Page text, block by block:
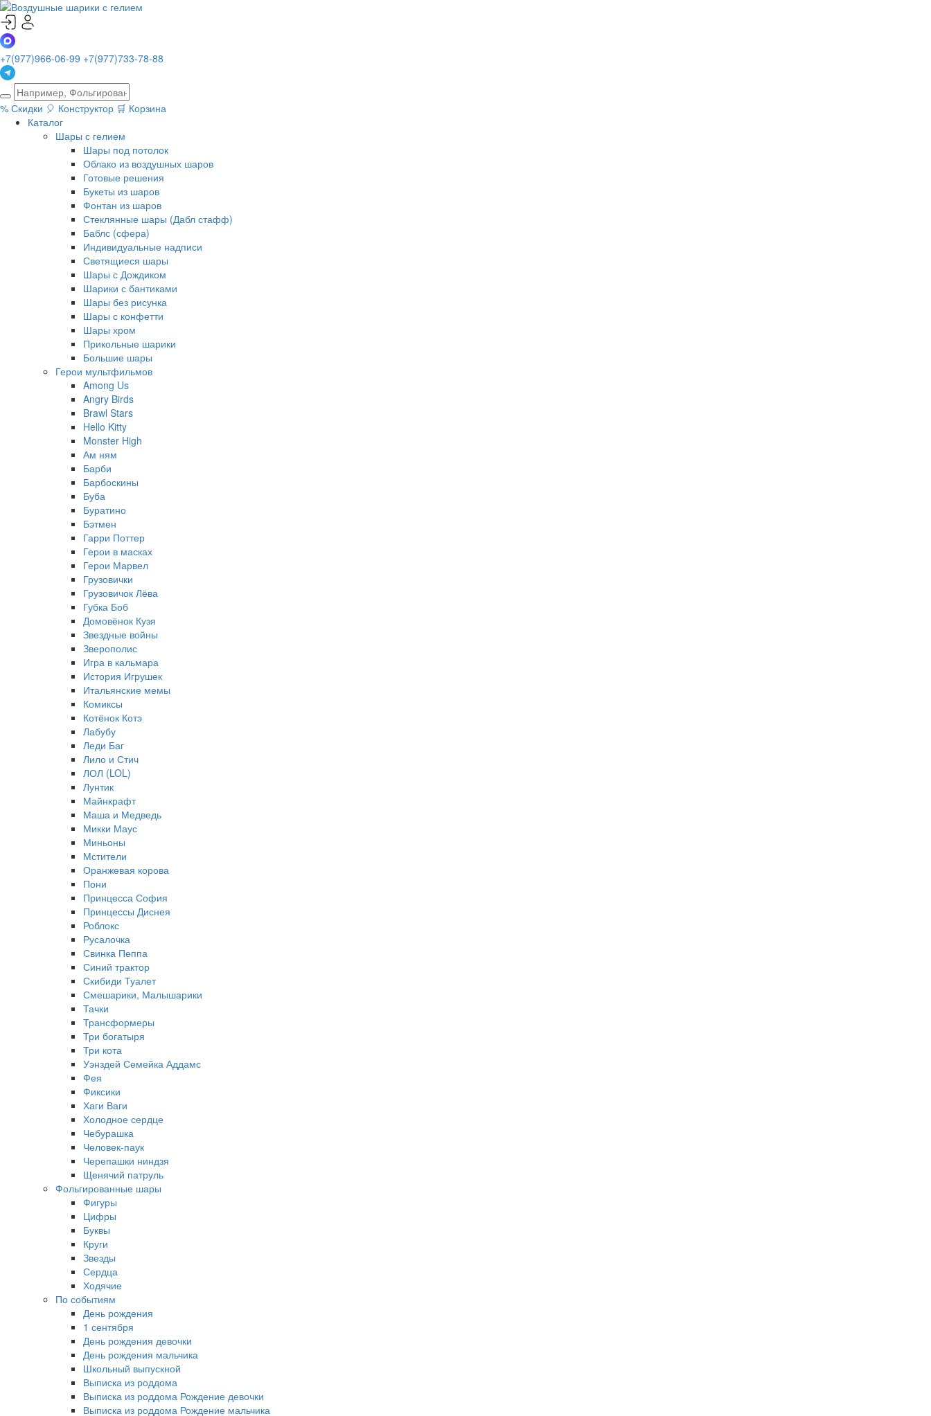
+7(977)966-06-99 +7(977)733-78-88
% Скидки 🎈 Конструктор 🛒 Корзина
Каталог
Шары с гелием
Шары под потолок
Облако из воздушных шаров
Готовые решения
Букеты из шаров
Фонтан из шаров
Стеклянные шары (Дабл стафф)
Баблс (сфера)
Индивидуальные надписи
Светящиеся шары
Шары с Дождиком
Шарики с бантиками
Шары без рисунка
Шары с конфетти
Шары хром
Прикольные шарики
Большие шары
Герои мультфильмов
Among Us
Angry Birds
Brawl Stars
Hello Kitty
Monster High
Ам ням
Барби
Барбоскины
Буба
Буратино
Бэтмен
Гарри Поттер
Герои в масках
Герои Марвел
Грузовички
Грузовичок Лёва
Губка Боб
Домовёнок Кузя
Звездные войны
Зверополис
Игра в кальмара
История Игрушек
Итальянские мемы
Комиксы
Котёнок Котэ
Лабубу
Леди Баг
Лило и Стич
ЛОЛ (LOL)
Лунтик
Майнкрафт
Маша и Медведь
Микки Маус
Миньоны
Мстители
Оранжевая корова
Пони
Принцесса София
Принцессы Диснея
Роблокс
Русалочка
Свинка Пеппа
Синий трактор
Скибиди Туалет
Смешарики, Малышарики
Тачки
Трансформеры
Три богатыря
Три кота
Уэнздей Семейка Аддамс
Фея
Фиксики
Хаги Ваги
Холодное сердце
Чебурашка
Человек-паук
Черепашки ниндзя
Щенячий патруль
Фольгированные шары
Фигуры
Цифры
Буквы
Круги
Звезды
Сердца
Ходячие
По событиям
День рождения
1 сентября
День рождения девочки
День рождения мальчика
Школьный выпускной
Выписка из роддома
Выписка из роддома Рождение девочки
Выписка из роддома Рождение мальчика